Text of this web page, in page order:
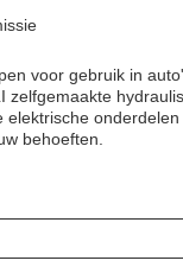
voor gebruik in
behoeften.